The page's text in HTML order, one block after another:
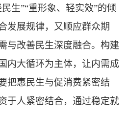
生”“重形象、轻实效”的倾
发展规律，又顺应群众期
与改善民生深度融合。构建
内大循环为主体，让内需成
把惠民生与促消费紧密结
于人紧密结合，通过稳定就